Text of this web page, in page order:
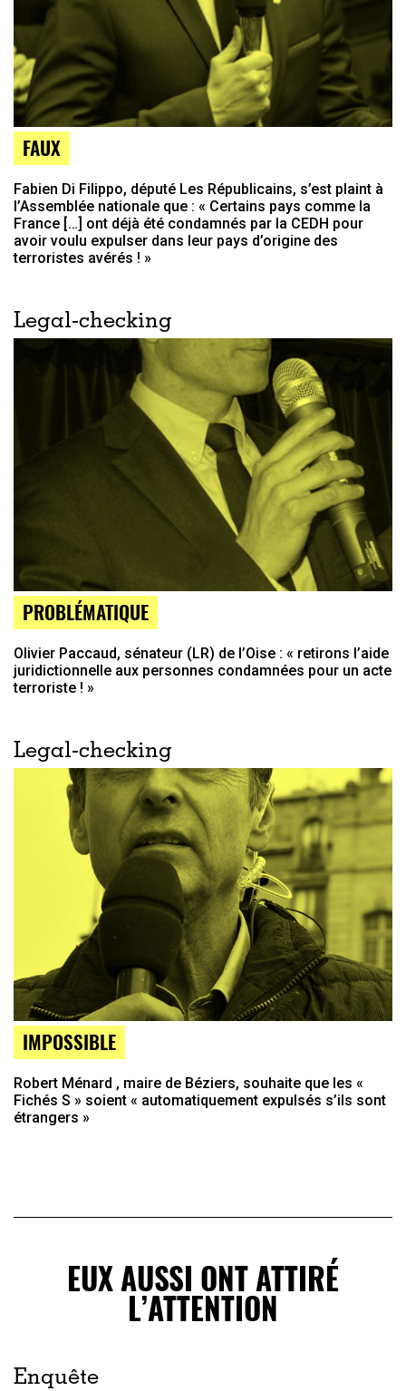
FAUX
Fabien Di Filippo, député Les Républicains, s’est plaint à
l’Assemblée nationale que : « Certains pays comme la
France […] ont déjà été condamnés par la CEDH pour
avoir voulu expulser dans leur pays d’origine des
terroristes avérés ! »
Legal-checking
PROBLÉMATIQUE
Olivier Paccaud, sénateur (LR) de l’Oise : « retirons l’aide
juridictionnelle aux personnes condamnées pour un acte
terroriste ! »
Legal-checking
IMPOSSIBLE
Robert Ménard , maire de Béziers, souhaite que les «
Fichés S » soient « automatiquement expulsés s’ils sont
étrangers »
EUX AUSSI ONT ATTIRÉ
L’ATTENTION
Enquête